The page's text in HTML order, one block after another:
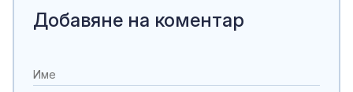
Добавяне на коментар